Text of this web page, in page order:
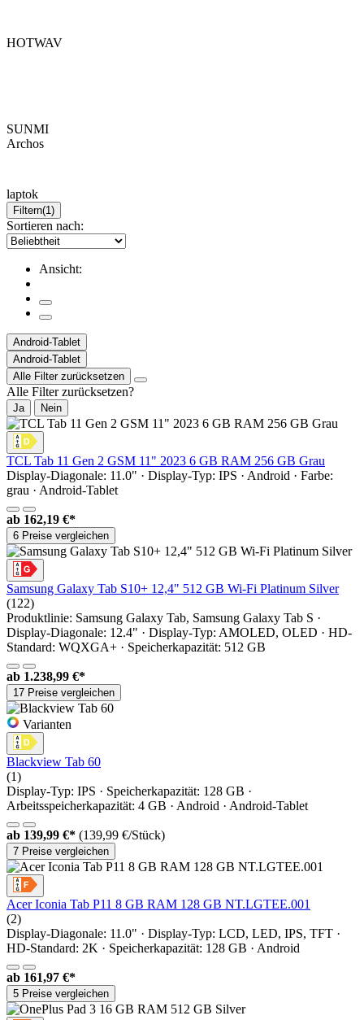
HOTWAV
SUNMI
Archos
laptok
Filtern(1)
Sortieren nach:
Ansicht:
Android-Tablet
Android-Tablet
Alle Filter zurücksetzen
Alle Filter zurücksetzen?
Ja Nein
TCL Tab 11 Gen 2 GSM 11" 2023 6 GB RAM 256 GB Grau
Display-Diagonale: 11.0" · Display-Typ: IPS · Android · Farbe:
grau · Android-Tablet
ab 162,19 €*
6 Preise vergleichen
Samsung Galaxy Tab S10+ 12,4" 512 GB Wi-Fi Platinum Silver
(122)
Produktlinie: Samsung Galaxy Tab, Samsung Galaxy Tab S ·
Display-Diagonale: 12.4" · Display-Typ: AMOLED, OLED · HD-
Standard: WQXGA+ · Speicherkapazität: 512 GB
ab 1.238,99 €*
17 Preise vergleichen
Varianten
Blackview Tab 60
(1)
Display-Typ: IPS · Speicherkapazität: 128 GB ·
Arbeitsspeicherkapazität: 4 GB · Android · Android-Tablet
ab 139,99 €* (139,99 €/Stück)
7 Preise vergleichen
Acer Iconia Tab P11 8 GB RAM 128 GB NT.LGTEE.001
(2)
Display-Diagonale: 11.0" · Display-Typ: LCD, LED, IPS, TFT ·
HD-Standard: 2K · Speicherkapazität: 128 GB · Android
ab 161,97 €*
5 Preise vergleichen